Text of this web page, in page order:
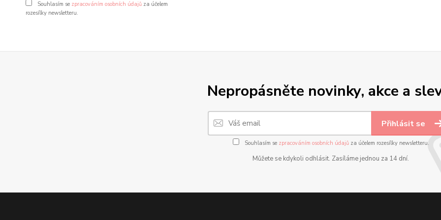
Souhlasím se zpracováním osobních údajů za účelem
rozesílky newsletteru.
Nepropásněte novinky, akce a
Přihlásit se
Souhlasím se zpracováním osobních údajůza účelem rozesílky newsletteru.
Můžete se kdykoli odhlásit. Zasíláme jednou za 14 dní.